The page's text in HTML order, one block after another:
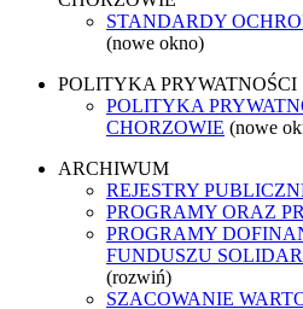
STANDARDY
(nowe okno)
POLITYKA PRYWATNOŚCI
POLITYKA
CHORZOWIE (nowe
ARCHIWUM
REJESTRY
PROGRAMY ORAZ
PROGRAMY
FUNDUSZU
(rozwiń)
SZACOWANIE